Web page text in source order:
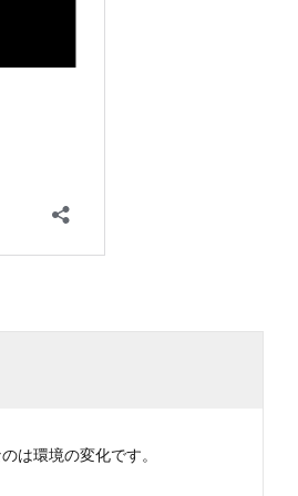
環境の変化です。